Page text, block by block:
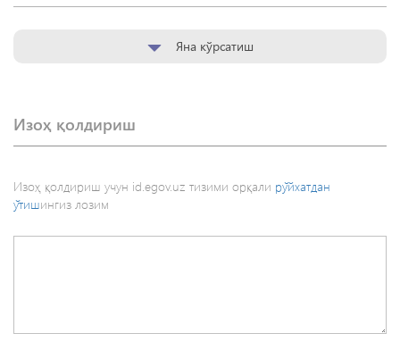
Яна кўрсатиш
Изоҳ қолдириш
Изоҳ қолдириш учун id.egov.uz тизими орқали рўйхатдан
ўтишингиз лозим